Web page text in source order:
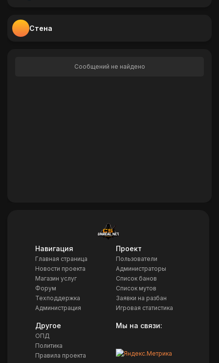
Стена
Сообщений не найдено
Навигация
Главная страница
Новости проекта
Магазин услуг
Форум
Техподдержка
Администрация
Проект
Пользователи
Администраторы
Список банов
Список мутов
Заявки на разбан
Игровая статистика
Другое
ОПД
Политика
Правила проекта
Мы на связи: